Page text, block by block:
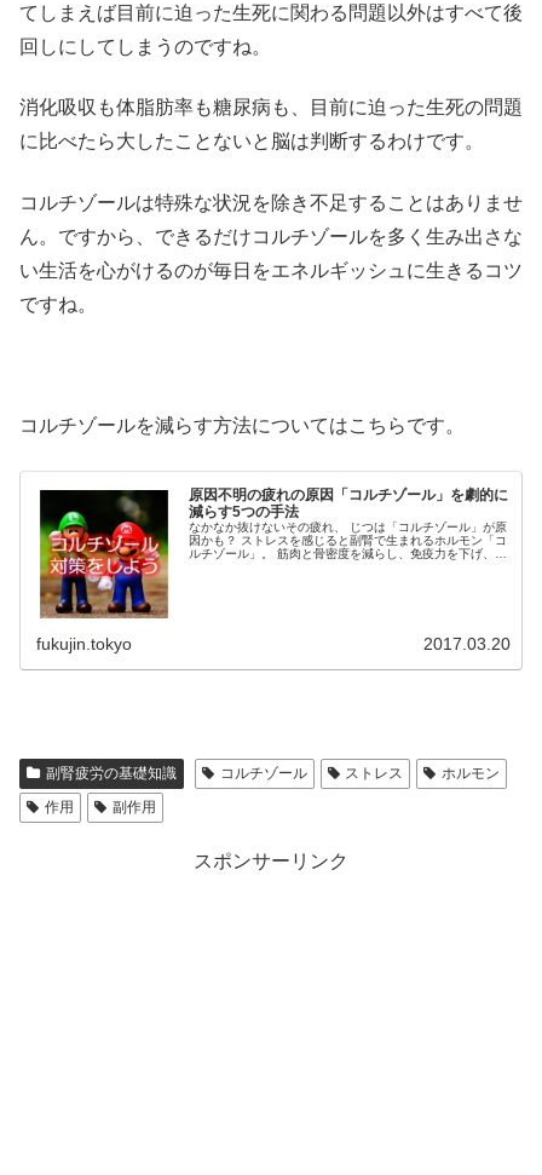
てしまえば目前に迫った生死に関わる問題以外はすべて後
回しにしてしまうのですね。
消化吸収も体脂肪率も糖尿病も、目前に迫った生死の問題
に比べたら大したことないと脳は判断するわけです。
コルチゾールは特殊な状況を除き不足することはありませ
ん。ですから、できるだけコルチゾールを多く生み出さな
い生活を心がけるのが毎日をエネルギッシュに生きるコツ
ですね。
コルチゾールを減らす方法についてはこちらです。
原因不明の疲れの原因「コルチゾール」を劇的に
減らす5つの手法
なかなか抜けないその疲れ、 じつは「コルチゾール」が原
因かも？ ストレスを感じると副腎で生まれるホルモン「コ
ルチゾール」。 筋肉と骨密度を減らし、免疫力を下げ、さ
fukujin.tokyo 2017.03.20
副腎疲労の基礎知識 コルチゾール ストレス
ホルモン
作用
副作用
スポンサーリンク